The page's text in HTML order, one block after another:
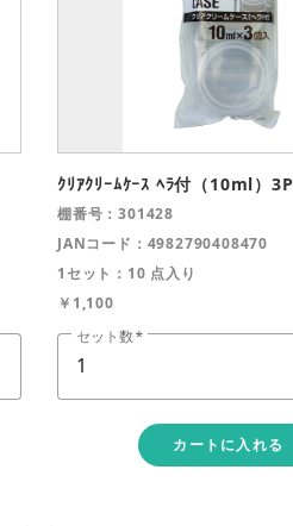
ｸﾘｱｸﾘｰﾑｹｰｽ ﾍﾗ付（10ml）3P
棚番号：301428
JANコード：4982790408470
1セット：10 点入り
￥1,100
セット数
カートに入れる